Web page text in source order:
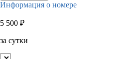
Информация о номере
5 500 ₽
за сутки